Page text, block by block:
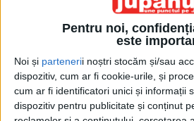
Pentru noi,
este
Noi și partenerii noștri stocăm și/sau
dispozitiv, cum ar fi cookie-urile, și
cum ar fi identificatori unici și informații
dispozitiv pentru publicitate și conținut